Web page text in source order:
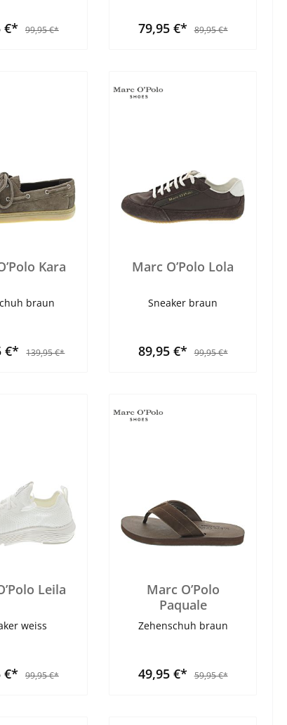
€* 99,95 €* 79,95 €* 89,95 €*
Kara
braun
€* 139,95 €*
Marc O’Polo Lola
Sneaker braun
89,95 €* 99,95 €*
Leila
weiss
€* 99,95 €*
Marc O’Polo
Paquale
Zehenschuh braun
49,95 €* 59,95 €*